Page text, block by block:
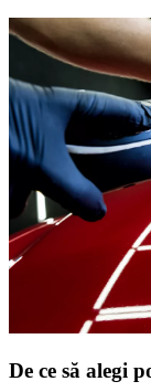
De ce să alegi